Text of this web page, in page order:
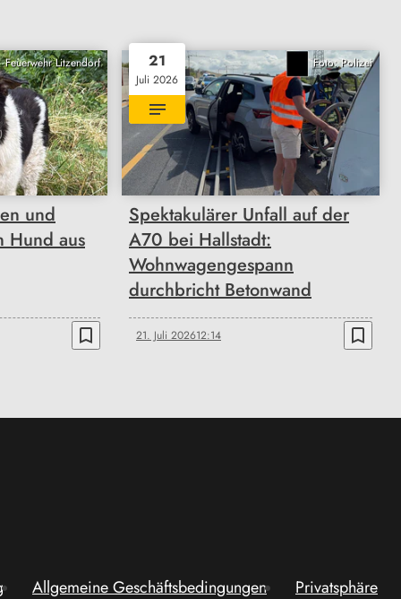
Feuerwehr Litzendorf
und
Hund aus
bookmark_border
Foto: Polizei
21
Juli 2026
Spektakulärer Unfall auf der
A70 bei Hallstadt:
Wohnwagengespann
durchbricht Betonwand
21. Juli 202612:14 bookmark_border
Allgemeine Geschäftsbedingungen Privatsphäre